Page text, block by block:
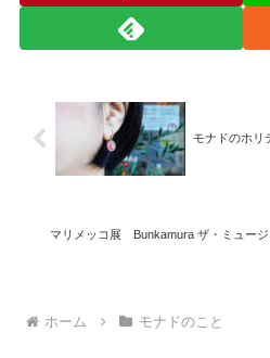
モナドのホリ
マリメッコ展 Bunkamura ザ・ミュージ
ホーム モナドのこと